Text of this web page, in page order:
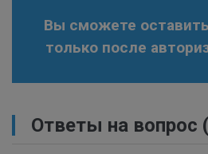
Вы сможете
только после
Ответы на вопрос